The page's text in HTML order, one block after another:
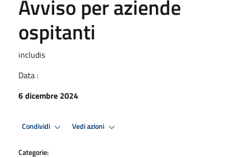
Avviso per aziende
ospitanti
includis
Data :
6 dicembre 2024
Condividi Vedi azioni
Categorie: